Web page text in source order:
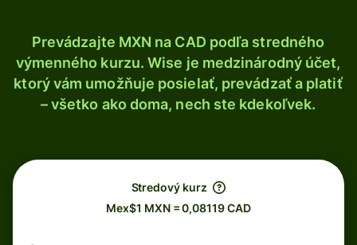
Prevádzajte MXN na CAD podľa stredného
výmenného kurzu. Wise je medzinárodný účet,
ktorý vám umožňuje posielať, prevádzať a platiť
– všetko ako doma, nech ste kdekoľvek.
Stredový kurz
Mex$1 MXN = 0,08119 CAD